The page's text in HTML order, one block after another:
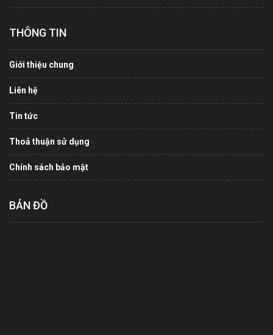
THÔNG TIN
Giới thiệu chung
Liên hệ
Tin tức
Thoả thuận sử dụng
Chính sách bảo mật
BẢN ĐỒ